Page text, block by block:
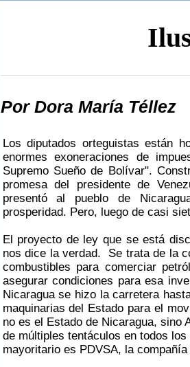
Por Dora María Téllez
Los diputados orteguistas están
enormes exoneraciones de
Supremo Sueño de Bolívar".
promesa del presidente de
presentó al pueblo de
prosperidad. Pero, luego de casi
El proyecto de ley que se está
nos dice la verdad. Se trata de la
combustibles para comerciar
asegurar condiciones para esa
Nicaragua se hizo la carretera
maquinarias del Estado para el
no es el Estado de Nicaragua, sino
de múltiples tentáculos en todos
mayoritario es PDVSA, la